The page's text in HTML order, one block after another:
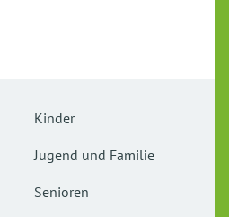
Kinder
Jugend und Familie
Senioren